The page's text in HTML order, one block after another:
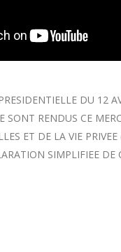
DU 12
SONT RENDUS CE
ET DE LA VIE
SIMPLIFIEE